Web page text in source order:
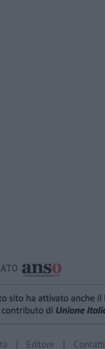
| Editore | Contatti